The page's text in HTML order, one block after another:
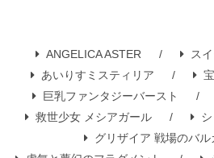
ANGELICA ASTER
ス
あいりすミスティリア
巨乳ファンタジーバースト
救世少女 メシアガール
グリザイア 戦場のバル